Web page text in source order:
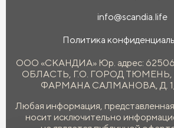
info@scandia.life
Политика
ООО «СКАНДИА» Юр. адрес:
ОБЛАСТЬ, Г.О. ГОРОД ТЮМЕНЬ,
ФАРМАНА САЛМАНОВА, Д.
Любая информация,
носит исключительно